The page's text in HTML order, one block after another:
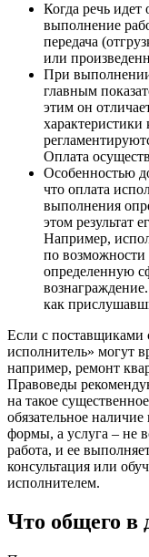
Когда речь идет
выполнение
передача
или
При
главным
этим он
характеристики
Оплата
Особенностью
что оплата
выполнения
этом результат
Например,
по возможности
определенную
как
Если с поставщиками
исполнитель» могут
например, ремонт
Правоведы
на такое
обязательное
формы, а услуга – не
работа, и ее
консультация или
исполнителем.
Что общего в